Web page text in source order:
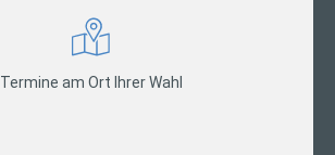
Termine am Ort Ihrer Wahl